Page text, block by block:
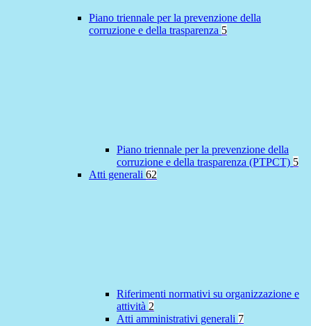
Piano triennale per la prevenzione della
corruzione e della trasparenza 5
Piano triennale per la prevenzione della
corruzione e della trasparenza (PTPCT) 5
Atti generali 62
Riferimenti normativi su organizzazione e
attività 2
Atti amministrativi generali 7